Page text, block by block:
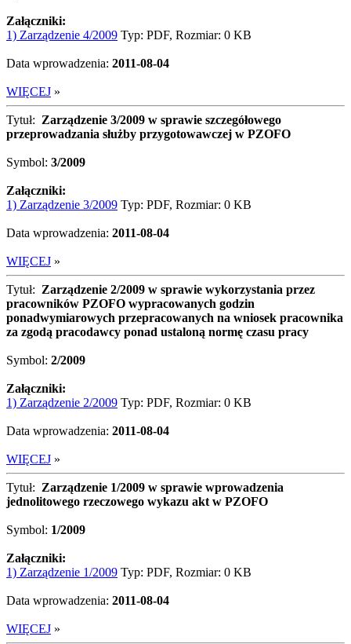
Załączniki:
1) Zarządzenie 4/2009 Typ: PDF, Rozmiar: 0 KB
Data wprowadzenia: 2011-08-04
WIĘCEJ »
Tytuł: Zarządzenie 3/2009 w sprawie szczegółowego
przeprowadzania służby przygotowawczej w PZOFO
Symbol: 3/2009
Załączniki:
1) Zarządzenie 3/2009 Typ: PDF, Rozmiar: 0 KB
Data wprowadzenia: 2011-08-04
WIĘCEJ »
Tytuł: Zarządzenie 2/2009 w sprawie wykorzystania przez
pracowników PZOFO wypracowanych godzin
ponadwymiarowych przepracowanych na wniosek pracownika
za zgodą pracodawcy ponad ustaloną normę czasu pracy
Symbol: 2/2009
Załączniki:
1) Zarządzenie 2/2009 Typ: PDF, Rozmiar: 0 KB
Data wprowadzenia: 2011-08-04
WIĘCEJ »
Tytuł: Zarządzenie 1/2009 w sprawie wprowadzenia
jednolitowego rzeczowego wykazu akt w PZOFO
Symbol: 1/2009
Załączniki:
1) Zarządzenie 1/2009 Typ: PDF, Rozmiar: 0 KB
Data wprowadzenia: 2011-08-04
WIĘCEJ »